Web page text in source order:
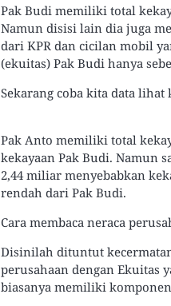
Pak Budi memiliki total
Namun disisi lain dia juga
dari KPR dan cicilan mobil
(ekuitas) Pak Budi hanya
Sekarang coba kita data
Pak Anto memiliki total
kekayaan Pak Budi. Namun
2,44 miliar menyebabkan
rendah dari Pak Budi.
Cara membaca neraca
Disinilah dituntut
perusahaan dengan Ekuitas
biasanya memiliki